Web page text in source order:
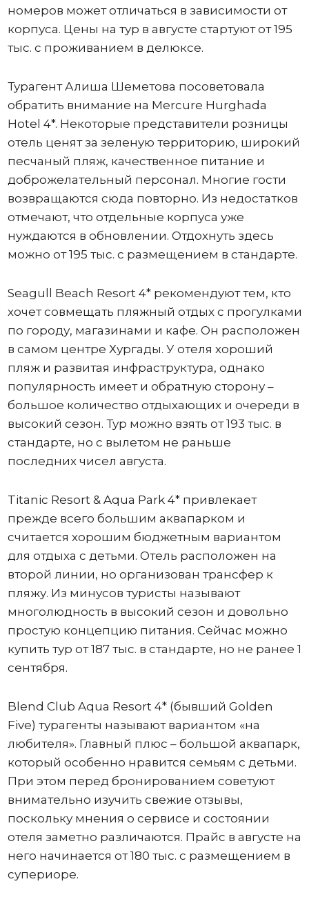
номеров может отличаться в зависимости от
корпуса. Цены на тур в августе стартуют от 195
тыс. с проживанием в делюксе.
Турагент Алиша Шеметова посоветовала
обратить внимание на Mercure Hurghada
Hotel 4*. Некоторые представители розницы
отель ценят за зеленую территорию, широкий
песчаный пляж, качественное питание и
доброжелательный персонал. Многие гости
возвращаются сюда повторно. Из недостатков
отмечают, что отдельные корпуса уже
нуждаются в обновлении. Отдохнуть здесь
можно от 195 тыс. с размещением в стандарте.
Seagull Beach Resort 4* рекомендуют тем, кто
хочет совмещать пляжный отдых с прогулками
по городу, магазинами и кафе. Он расположен
в самом центре Хургады. У отеля хороший
пляж и развитая инфраструктура, однако
популярность имеет и обратную сторону –
большое количество отдыхающих и очереди в
высокий сезон. Тур можно взять от 193 тыс. в
стандарте, но с вылетом не раньше
последних чисел августа.
Titanic Resort & Aqua Park 4* привлекает
прежде всего большим аквапарком и
считается хорошим бюджетным вариантом
для отдыха с детьми. Отель расположен на
второй линии, но организован трансфер к
пляжу. Из минусов туристы называют
многолюдность в высокий сезон и довольно
простую концепцию питания. Сейчас можно
купить тур от 187 тыс. в стандарте, но не ранее 1
сентября.
Blend Club Aqua Resort 4* (бывший Golden
Five) турагенты называют вариантом «на
любителя». Главный плюс – большой аквапарк,
который особенно нравится семьям с детьми.
При этом перед бронированием советуют
внимательно изучить свежие отзывы,
поскольку мнения о сервисе и состоянии
отеля заметно различаются. Прайс в августе на
него начинается от 180 тыс. с размещением в
супериоре.